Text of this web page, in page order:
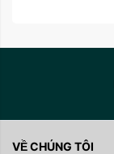
VỀ CHÚNG TÔI